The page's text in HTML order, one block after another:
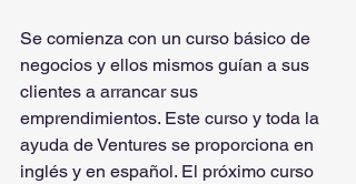
Se comienza con un curso básico de
negocios y ellos mismos guían a sus
clientes a arrancar sus
emprendimientos. Este curso y toda la
ayuda de Ventures se proporciona en
inglés y en español. El próximo curso